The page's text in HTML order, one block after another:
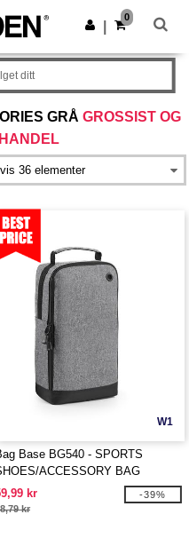
Last ned app
0
GRÅ GROSSIST OG
ditt
W1
Base BG540 - SPORTS
ACCESSORY BAG
kr
kr
-39%